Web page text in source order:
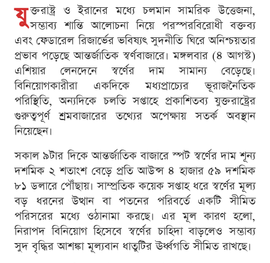
যু ক্তরাষ্ট্র ও ইরানের মধ্যে চলমান সামরিক উত্তেজনা,
সম্ভাব্য শান্তি আলোচনা নিয়ে পরস্পরবিরোধী বক্তব্য
এবং ফেডারেল রিজার্ভের ভবিষ্যৎ সুদনীতি ঘিরে অনিশ্চয়তার
প্রভাব পড়েছে আন্তর্জাতিক স্বর্ণবাজারে। মঙ্গলবার (৪ আগস্ট)
এশিয়ার লেনদেনে স্বর্ণের দাম সামান্য বেড়েছে।
বিনিয়োগকারীরা একদিকে মধ্যপ্রাচ্যের ভূরাজনৈতিক
পরিস্থিতি, অন্যদিকে চলতি সপ্তাহে প্রকাশিতব্য যুক্তরাষ্ট্রের
গুরুত্বপূর্ণ শ্রমবাজারের তথ্যের অপেক্ষায় সতর্ক অবস্থান
নিয়েছেন।
সকাল ৯টার দিকে আন্তর্জাতিক বাজারে স্পট স্বর্ণের দাম শূন্য
দশমিক ২ শতাংশ বেড়ে প্রতি আউন্স ৪ হাজার ৫৯ দশমিক
৮১ ডলারে পৌঁছায়। সাম্প্রতিক কয়েক সপ্তাহ ধরে স্বর্ণের মূল্য
বড় ধরনের উত্থান বা পতনের পরিবর্তে একটি সীমিত
পরিসরের মধ্যে ওঠানামা করছে। এর মূল কারণ হলো,
নিরাপদ বিনিয়োগ হিসেবে স্বর্ণের চাহিদা বাড়লেও সম্ভাব্য
সুদ বৃদ্ধির আশঙ্কা মূল্যবান ধাতুটির ঊর্ধ্বগতি সীমিত রাখছে।